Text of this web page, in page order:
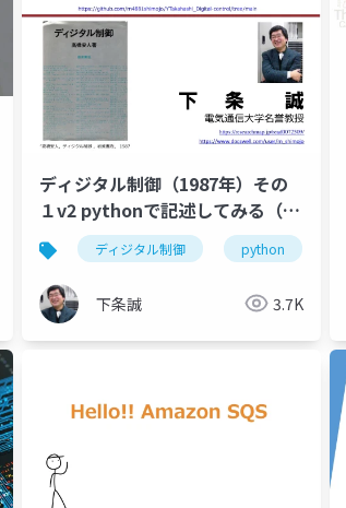
ディジタル制御（1987年）その
１v2 pythonで記述してみる（2.
z変換、3. 線形離散時間形）
ディジタル制御 python
下条誠 3.7K